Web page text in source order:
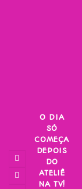
O DIA
SÓ
COMEÇA
DEPOIS
DO
ATELIÊ
NA TV!